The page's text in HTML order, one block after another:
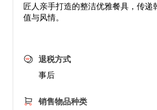
匠人亲手打造的整洁优雅餐具，传递
值与风情。
退税方式
事后
销售物品种类